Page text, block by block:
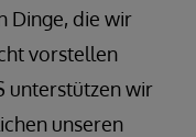
Dinge, die wir
vorstellen
unterstützen wir
unseren